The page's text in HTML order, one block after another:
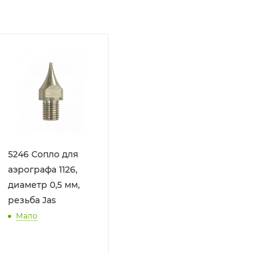
5246 Сопло для
аэрографа 1126,
диаметр 0,5 мм,
резьба Jas
Мало